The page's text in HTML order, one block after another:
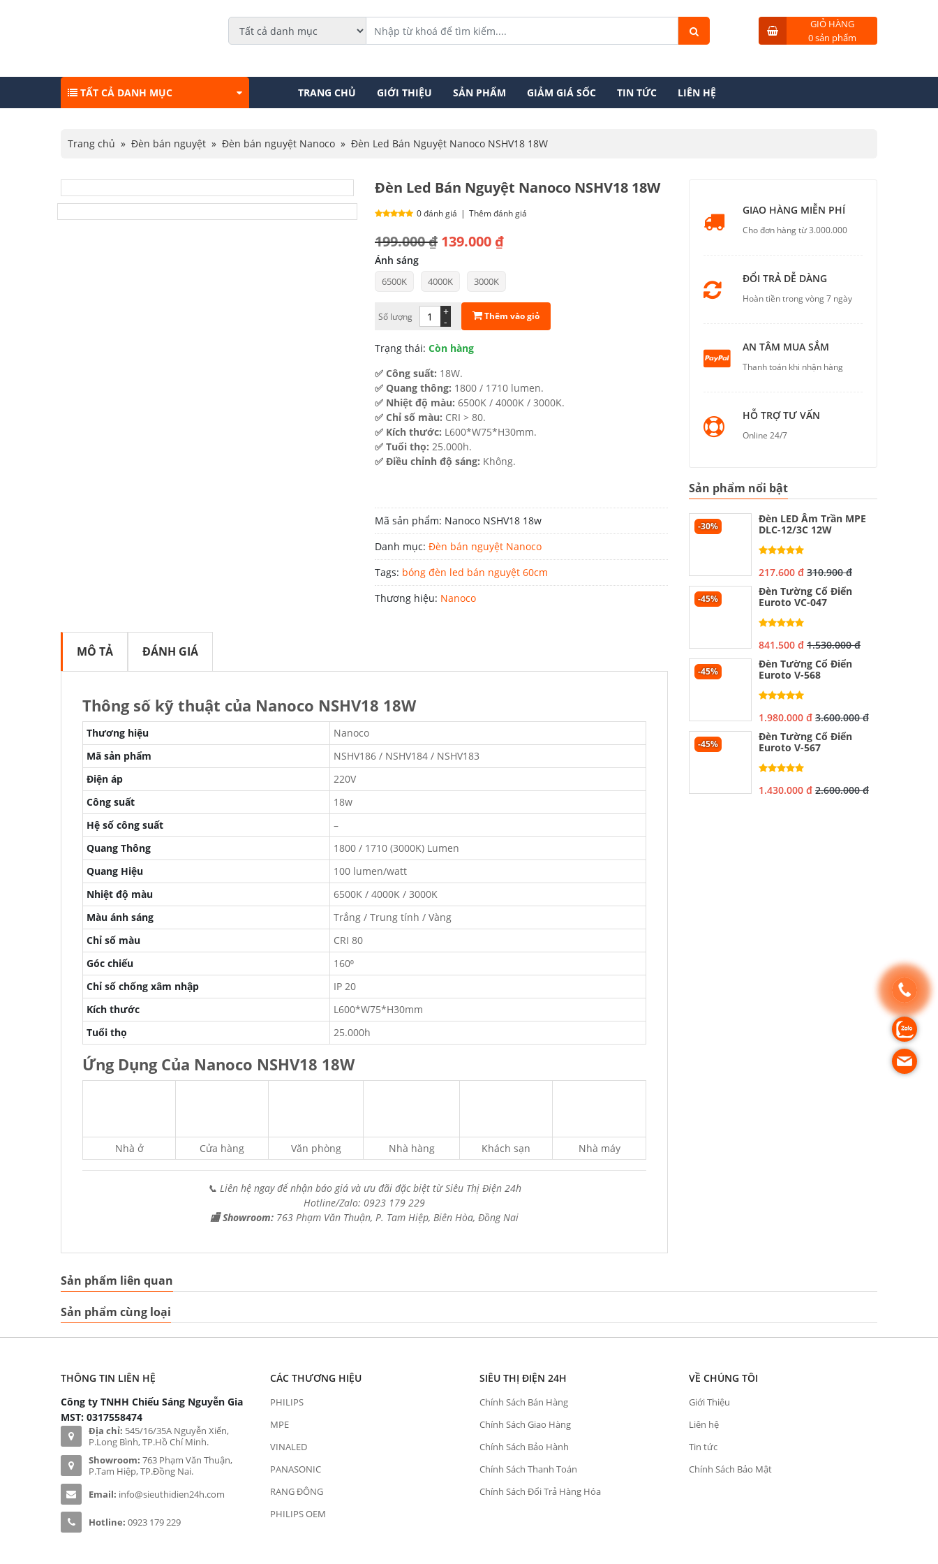
GIỎ HÀNG
0 sản phẩm
TẤT CẢ DANH MỤC TRANG CHỦ GIỚI THIỆU SẢN PHẨM GIẢM GIÁ SỐC TIN TỨC LIÊN HỆ
Trang chủ » Đèn bán nguyệt » Đèn bán nguyệt Nanoco » Đèn Led Bán Nguyệt Nanoco NSHV18 18W
Đèn Led Bán Nguyệt Nanoco NSHV18 18W
0 đánh giá | Thêm đánh giá
199.000₫
Giá
gốc
là:
199.000 ₫.
139.000 ₫
Giá
hiện
tại
139.000 ₫.
Ánh sáng
6500K 4000K 3000K
Số lượng -
+ Thêm vào giỏ
Trạng thái: Còn hàng
✅ Công suất: 18W.
✅ Quang thông: 1800 / 1710 lumen.
✅ Nhiệt độ màu: 6500K / 4000K / 3000K.
✅ Chỉ số màu: CRI > 80.
✅ Kích thước: L600*W75*H30mm.
✅ Tuổi thọ: 25.000h.
✅ Điều chỉnh độ sáng: Không.
Mã sản phẩm: Nanoco NSHV18 18w
Danh mục: Đèn bán nguyệt Nanoco
Tags: bóng đèn led bán nguyệt 60cm
Thương hiệu: Nanoco
MÔ TẢ ĐÁNH GIÁ
Thông số kỹ thuật của Nanoco NSHV18 18W
Thương hiệu
Nanoco
Mã sản phẩm
NSHV186 / NSHV184 / NSHV183
Điện áp
220V
Công suất
18w
Hệ số công suất
–
Quang Thông
1800 / 1710 (3000K) Lumen
Quang Hiệu
100 lumen/watt
Nhiệt độ màu
6500K / 4000K / 3000K
Màu ánh sáng
Trắng / Trung tính / Vàng
Chỉ số màu
CRI 80
Góc chiếu
160⁰
Chỉ số chống xâm nhập
IP 20
Kích thước
L600*W75*H30mm
Tuổi thọ
25.000h
Ứng Dụng Của Nanoco NSHV18 18W
Nhà ở Cửa hàng Văn phòng Nhà hàng Khách sạn Nhà máy
📞 Liên hệ ngay để nhận báo giá và ưu đãi đặc biệt từ Siêu Thị Điện 24h
Hotline/Zalo: 0923 179 229
🏬 Showroom: 763 Phạm Văn Thuận, P. Tam Hiệp, Biên Hòa, Đồng Nai
GIAO HÀNG MIỄN PHÍ
Cho đơn hàng từ 3.000.000
ĐỔI TRẢ DỄ DÀNG
Hoàn tiền trong vòng 7 ngày
AN TÂM MUA SẮM
Thanh toán khi nhận hàng
HỖ TRỢ TƯ VẤN
Online 24/7
Sản phẩm nổi bật
-30%
Đèn LED Âm Trần MPE
DLC-12/3C 12W
217.600 đ 310.900 đ
-45%
Đèn Tường Cổ Điển
Euroto VC-047
841.500 đ 1.530.000 đ
-45%
Đèn Tường Cổ Điển
Euroto V-568
1.980.000 đ 3.600.000 đ
-45%
Đèn Tường Cổ Điển
Euroto V-567
1.430.000 đ 2.600.000 đ
Sản phẩm liên quan
Sản phẩm cùng loại
THÔNG TIN LIÊN HỆ
Công ty TNHH Chiếu Sáng Nguyễn Gia
MST: 0317558474
Địa chỉ: 545/16/35A Nguyễn Xiển,
P.Long Bình, TP.Hồ Chí Minh.
Showroom: 763 Phạm Văn Thuận,
P.Tam Hiệp, TP.Đồng Nai.
Email: info@sieuthidien24h.com
Hotline: 0923 179 229
CÁC THƯƠNG HIỆU
PHILIPS
MPE
VINALED
PANASONIC
RẠNG ĐÔNG
PHILIPS OEM
SIÊU THỊ ĐIỆN 24H
Chính Sách Bán Hàng
Chính Sách Giao Hàng
Chính Sách Bảo Hành
Chính Sách Thanh Toán
Chính Sách Đổi Trả Hàng Hóa
VỀ CHÚNG TÔI
Giới Thiệu
Liên hệ
Tin tức
Chính Sách Bảo Mật